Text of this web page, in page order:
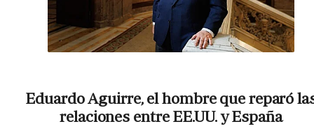
Eduardo Aguirre, el hombre que reparó
relaciones entre EE.UU. y España